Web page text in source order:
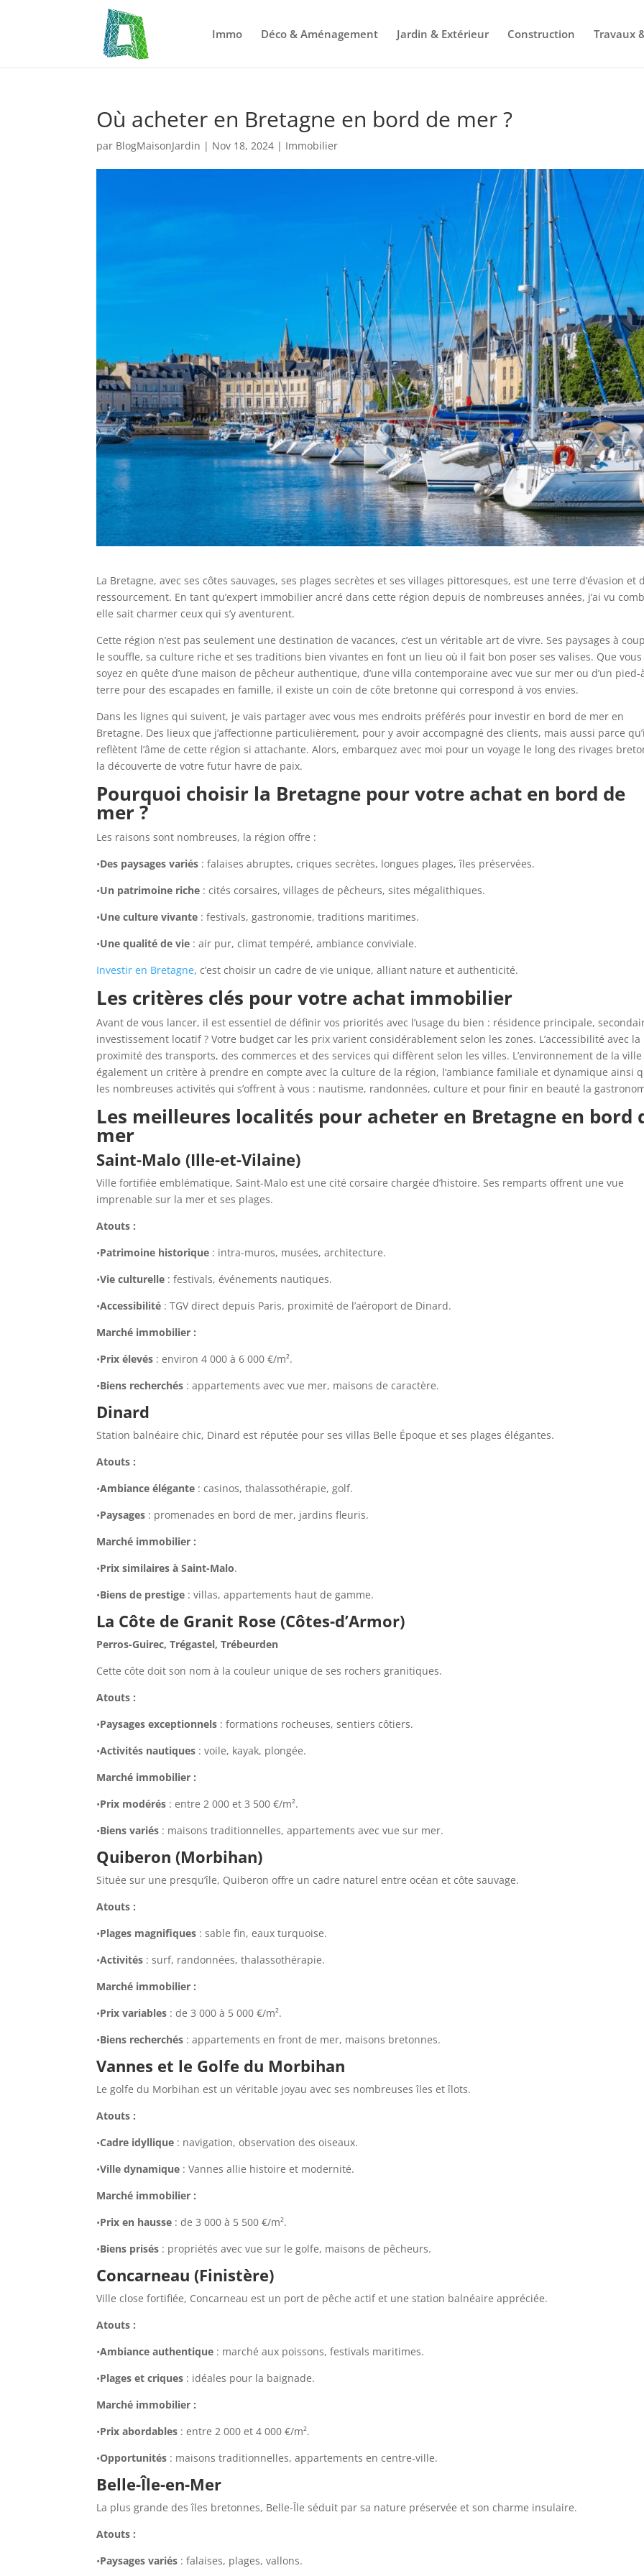
Immo Déco & Aménagement Jardin & Extérieur Construction Travaux
Où acheter en Bretagne en bord de mer ?
par BlogMaisonJardin | Nov 18, 2024 | Immobilier
La Bretagne, avec ses côtes sauvages, ses plages secrètes et ses villages pittoresques, est une terre d’évasion et
ressourcement. En tant qu’expert immobilier ancré dans cette région depuis de nombreuses années, j’ai vu
elle sait charmer ceux qui s’y aventurent.
Cette région n’est pas seulement une destination de vacances, c’est un véritable art de vivre. Ses paysages à
le souffle, sa culture riche et ses traditions bien vivantes en font un lieu où il fait bon poser ses valises. Que vous
soyez en quête d’une maison de pêcheur authentique, d’une villa contemporaine avec vue sur mer ou d’un pied-
terre pour des escapades en famille, il existe un coin de côte bretonne qui correspond à vos envies.
Dans les lignes qui suivent, je vais partager avec vous mes endroits préférés pour investir en bord de mer en
Bretagne. Des lieux que j’affectionne particulièrement, pour y avoir accompagné des clients, mais aussi parce
reflètent l’âme de cette région si attachante. Alors, embarquez avec moi pour un voyage le long des rivages
la découverte de votre futur havre de paix.
Pourquoi choisir la Bretagne pour votre achat en bord de
mer ?
Les raisons sont nombreuses, la région offre :
•Des paysages variés : falaises abruptes, criques secrètes, longues plages, îles préservées.
•Un patrimoine riche : cités corsaires, villages de pêcheurs, sites mégalithiques.
•Une culture vivante : festivals, gastronomie, traditions maritimes.
•Une qualité de vie : air pur, climat tempéré, ambiance conviviale.
Investir en Bretagne, c’est choisir un cadre de vie unique, alliant nature et authenticité.
Les critères clés pour votre achat immobilier
Avant de vous lancer, il est essentiel de définir vos priorités avec l’usage du bien : résidence principale,
investissement locatif ? Votre budget car les prix varient considérablement selon les zones. L’accessibilité avec la
proximité des transports, des commerces et des services qui diffèrent selon les villes. L’environnement de la
également un critère à prendre en compte avec la culture de la région, l’ambiance familiale et dynamique ainsi
les nombreuses activités qui s’offrent à vous : nautisme, randonnées, culture et pour finir en beauté la
Les meilleures localités pour acheter en Bretagne en bord
mer
Saint-Malo (Ille-et-Vilaine)
Ville fortifiée emblématique, Saint-Malo est une cité corsaire chargée d’histoire. Ses remparts offrent une vue
imprenable sur la mer et ses plages.
Atouts :
•Patrimoine historique : intra-muros, musées, architecture.
•Vie culturelle : festivals, événements nautiques.
•Accessibilité : TGV direct depuis Paris, proximité de l’aéroport de Dinard.
Marché immobilier :
•Prix élevés : environ 4 000 à 6 000 €/m².
•Biens recherchés : appartements avec vue mer, maisons de caractère.
Dinard
Station balnéaire chic, Dinard est réputée pour ses villas Belle Époque et ses plages élégantes.
Atouts :
•Ambiance élégante : casinos, thalassothérapie, golf.
•Paysages : promenades en bord de mer, jardins fleuris.
Marché immobilier :
•Prix similaires à Saint-Malo.
•Biens de prestige : villas, appartements haut de gamme.
La Côte de Granit Rose (Côtes-d’Armor)
Perros-Guirec, Trégastel, Trébeurden
Cette côte doit son nom à la couleur unique de ses rochers granitiques.
Atouts :
•Paysages exceptionnels : formations rocheuses, sentiers côtiers.
•Activités nautiques : voile, kayak, plongée.
Marché immobilier :
•Prix modérés : entre 2 000 et 3 500 €/m².
•Biens variés : maisons traditionnelles, appartements avec vue sur mer.
Quiberon (Morbihan)
Située sur une presqu’île, Quiberon offre un cadre naturel entre océan et côte sauvage.
Atouts :
•Plages magnifiques : sable fin, eaux turquoise.
•Activités : surf, randonnées, thalassothérapie.
Marché immobilier :
•Prix variables : de 3 000 à 5 000 €/m².
•Biens recherchés : appartements en front de mer, maisons bretonnes.
Vannes et le Golfe du Morbihan
Le golfe du Morbihan est un véritable joyau avec ses nombreuses îles et îlots.
Atouts :
•Cadre idyllique : navigation, observation des oiseaux.
•Ville dynamique : Vannes allie histoire et modernité.
Marché immobilier :
•Prix en hausse : de 3 000 à 5 500 €/m².
•Biens prisés : propriétés avec vue sur le golfe, maisons de pêcheurs.
Concarneau (Finistère)
Ville close fortifiée, Concarneau est un port de pêche actif et une station balnéaire appréciée.
Atouts :
•Ambiance authentique : marché aux poissons, festivals maritimes.
•Plages et criques : idéales pour la baignade.
Marché immobilier :
•Prix abordables : entre 2 000 et 4 000 €/m².
•Opportunités : maisons traditionnelles, appartements en centre-ville.
Belle-Île-en-Mer
La plus grande des îles bretonnes, Belle-Île séduit par sa nature préservée et son charme insulaire.
Atouts :
•Paysages variés : falaises, plages, vallons.